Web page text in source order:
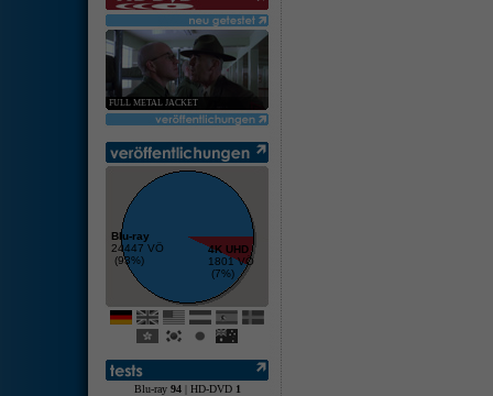
FULL METAL JACKET
Blu-ray
24447 VÖ
(93%)
4K UHD
1801 VÖ
(7%)
Blu-ray 94| HD-DVD 1